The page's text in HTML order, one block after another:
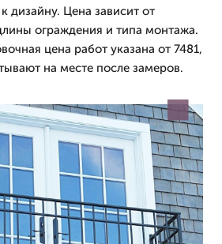
дизайну. Цена зависит от
ограждения и типа монтажа.
цена работ указана от 7481,
на месте после замеров.